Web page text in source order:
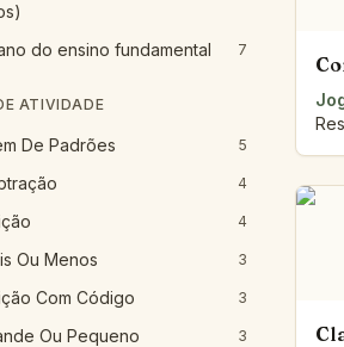
do ensino fundamental 7
ATIVIDADE
De Padrões 5
4
4
Ou Menos 3
Com Código 3
Ou Pequeno 3